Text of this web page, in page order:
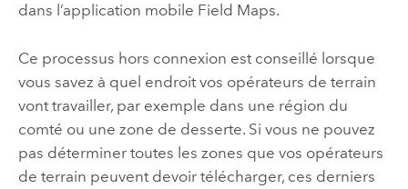
dans l’application mobile Field Maps.
Ce processus hors connexion est conseillé lorsque
vous savez à quel endroit vos opérateurs de terrain
vont travailler, par exemple dans une région du
comté ou une zone de desserte. Si vous ne pouvez
pas déterminer toutes les zones que vos opérateurs
de terrain peuvent devoir télécharger, ces derniers